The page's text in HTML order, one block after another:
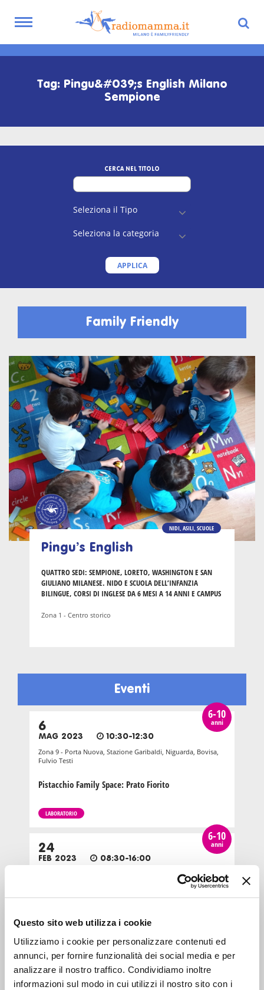
Questo sito web utilizza i cookie
Utilizziamo i cookie per personalizzare contenuti ed
annunci, per fornire funzionalità dei social media e per
analizzare il nostro traffico. Condividiamo inoltre
informazioni sul modo in cui utilizzi il nostro sito con i
Toggle
Tag: Pingu&#039;s English Milano
Sempione
CERCA NEL TITOLO
APPLICA
Family Friendly
NIDI, ASILI, SCUOLE
Pingu’s English
QUATTRO SEDI: SEMPIONE, LORETO, WASHINGTON E SAN
GIULIANO MILANESE. NIDO E SCUOLA DELL’INFANZIA
BILINGUE, CORSI DI INGLESE DA 6 MESI A 14 ANNI E CAMPUS
Zona 1 - Centro storico
Eventi
6-10
anni
6
MAG 2023 10:30-12:30
Zona 9 - Porta Nuova, Stazione Garibaldi, Niguarda, Bovisa,
Fulvio Testi
Pistacchio Family Space: Prato Fiorito
LABORATORIO
6-10
anni
24
FEB 2023 08:30-16:00
Zona 9 - Porta Nuova, Stazione Garibaldi, Niguarda, Bovisa,
6-10
6
APR 2023 08:30-16:00